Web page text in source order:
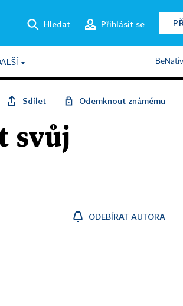
Hledat Přihlásit se
Sdílet Odemknout známému
svůj
ODEBÍRAT AUTORA